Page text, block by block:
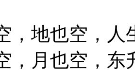
地也空，人
月也空，东